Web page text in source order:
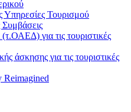
Υπηρεσίες Τουρισμού
Συμβάσεις
για τις τουριστικές
άσκησης για τις τουριστικές
Reimagined